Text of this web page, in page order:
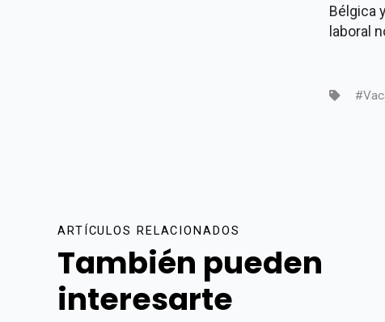
Bélgica
laboral
ARTÍCULOS RELACIONADOS
También pueden
interesarte